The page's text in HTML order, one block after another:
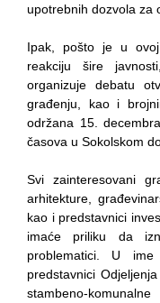
upotrebnih dozvola za
Ipak, pošto je u
reakciju šire
organizuje debatu
građenju, kao i
održana 15.
časova u Sokolskom
Svi zainteresovani
arhitekture,
kao i predstavnici
imaće priliku da
problematici. U
predstavnici
stambeno-